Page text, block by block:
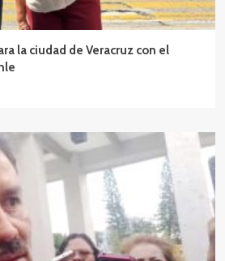
la ciudad de Veracruz con el